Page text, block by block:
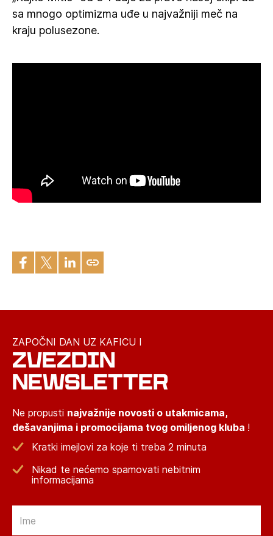
sa mnogo optimizma uđe u najvažniji meč na
kraju polusezone.
ZAPOČNI DAN UZ KAFICU I
ZVEZDIN
NEWSLETTER
Ne propusti najvažnije novosti o utakmicama,
dešavanjima i promocijama tvog omiljenog kluba !
Kratki imejlovi za koje ti treba 2 minuta
Nikad te nećemo spamovati nebitnim
informacijama